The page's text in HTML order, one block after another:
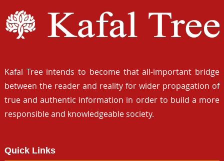
Kafal Tree intends to become that all-important bridge
between the reader and reality for wider propagation of
true and authentic information in order to build a more
responsible and knowledgeable society.
Quick Links